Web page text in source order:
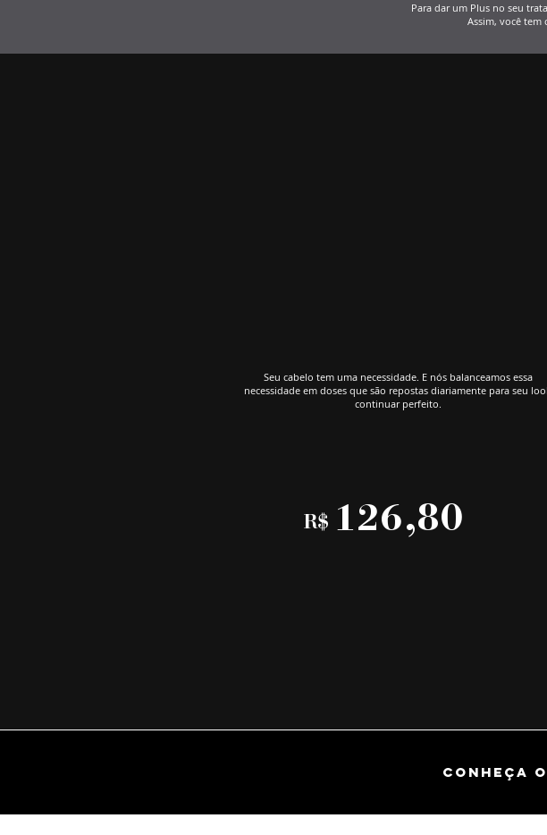
Seu cabelo tem uma necessidade. E nós balanceamos essa
necessidade em doses que são repostas diariamente para seu
continuar perfeito.
126,80
R$
Para dar um Plus no seu
Assim, você
CONHEÇA